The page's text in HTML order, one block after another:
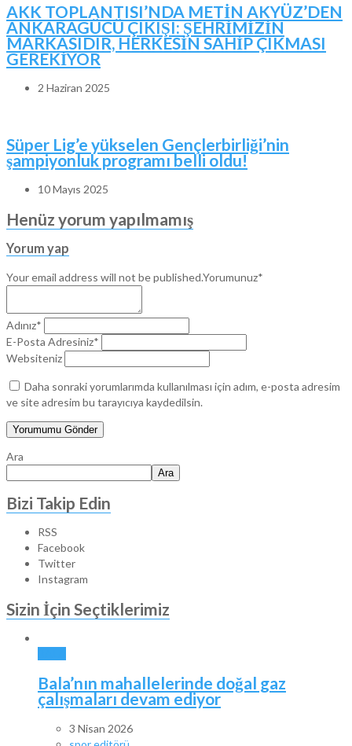
AKK TOPLANTISI’NDA METİN AKYÜZ’DEN
ANKARAGÜCÜ ÇIKIŞI: ŞEHRİMİZİN
MARKASIDIR, HERKESİN SAHİP ÇIKMASI
GEREKİYOR
2 Haziran 2025
Süper Lig’e yükselen Gençlerbirliği’nin
şampiyonluk programı belli oldu!
10 Mayıs 2025
Henüz yorum yapılmamış
Yorum yap
Your email address will not be published.Yorumunuz*
Adınız*
E-Posta Adresiniz*
Websiteniz
Daha sonraki yorumlarımda kullanılması için adım, e-posta adresim
ve site adresim bu tarayıcıya kaydedilsin.
Ara
Ara
Bizi Takip Edin
RSS
Facebook
Twitter
Instagram
Sizin İçin Seçtiklerimiz
Bala’nın mahallelerinde doğal gaz
çalışmaları devam ediyor
3 Nisan 2026